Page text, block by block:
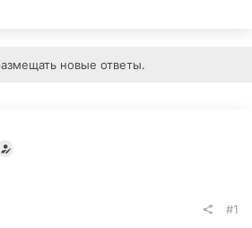
новые ответы.
#1